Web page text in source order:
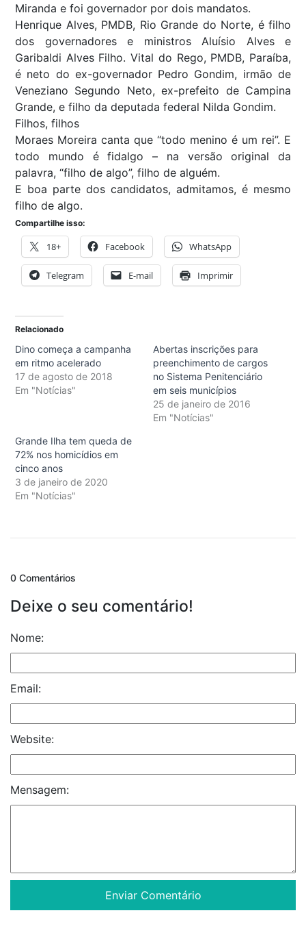
Miranda e foi governador por dois mandatos.
Henrique Alves, PMDB, Rio Grande do Norte, é filho
dos governadores e ministros Aluísio Alves e
Garibaldi Alves Filho. Vital do Rego, PMDB, Paraíba,
é neto do ex-governador Pedro Gondim, irmão de
Veneziano Segundo Neto, ex-prefeito de Campina
Grande, e filho da deputada federal Nilda Gondim.
Filhos, filhos
Moraes Moreira canta que “todo menino é um rei”. E
todo mundo é fidalgo – na versão original da
palavra, “filho de algo”, filho de alguém.
E boa parte dos candidatos, admitamos, é mesmo
filho de algo.
Compartilhe isso:
18+ Facebook WhatsApp
Telegram E-mail Imprimir
Relacionado
Dino começa a campanha
em ritmo acelerado
17 de agosto de 2018
Em "Notícias"
Abertas inscrições para
preenchimento de cargos
no Sistema Penitenciário
em seis municípios
25 de janeiro de 2016
Em "Notícias"
Grande Ilha tem queda de
72% nos homicídios em
cinco anos
3 de janeiro de 2020
Em "Notícias"
0 Comentários
Deixe o seu comentário!
Nome:
Email:
Website:
Mensagem: